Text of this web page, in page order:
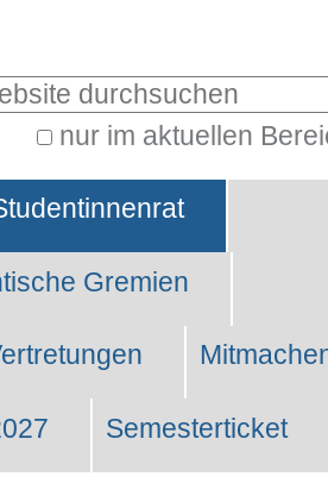
nur im aktuellen
Gremien
Semesterticket